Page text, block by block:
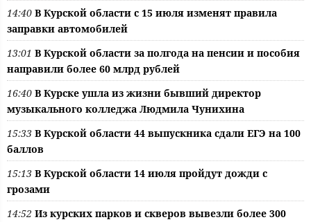
14:40 В Курской области с 15 июля изменят правила
заправки автомобилей
13:01 В Курской области за полгода на пенсии и пособия
направили более 60 млрд рублей
16:40 В Курске ушла из жизни бывший директор
музыкального колледжа Людмила Чунихина
15:33 В Курской области 44 выпускника сдали ЕГЭ на 100
баллов
15:13 В Курской области 14 июля пройдут дожди с
грозами
14:52 Из курских парков и скверов вывезли более 300